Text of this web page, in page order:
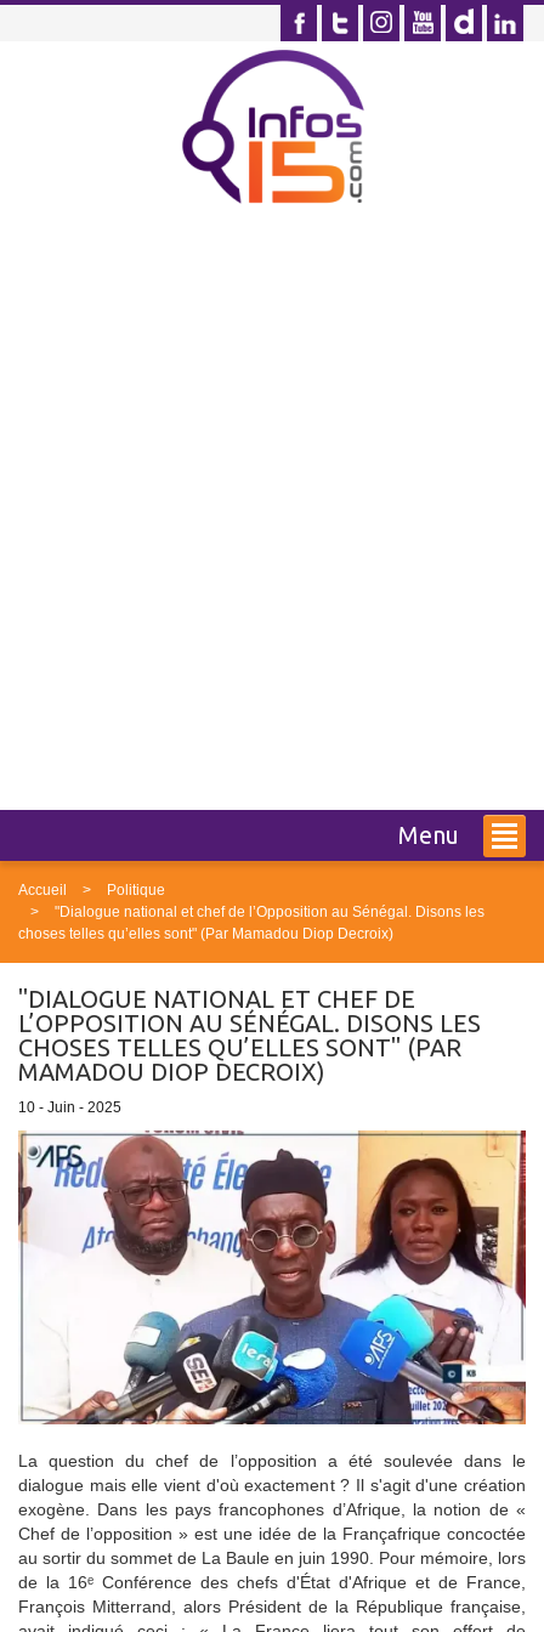
Menu
Accueil
Politique
"Dialogue national et chef de l’Opposition au Sénégal. Disons les
choses telles qu’elles sont" (Par Mamadou Diop Decroix)
"DIALOGUE NATIONAL ET CHEF DE
L’OPPOSITION AU SÉNÉGAL. DISONS LES
CHOSES TELLES QU’ELLES SONT" (PAR
MAMADOU DIOP DECROIX)
10 - Juin - 2025
La question du chef de l’opposition a été soulevée dans le
dialogue mais elle vient d'où exactement ? Il s'agit d'une création
exogène. Dans les pays francophones d’Afrique, la notion de «
Chef de l’opposition » est une idée de la Françafrique concoctée
au sortir du sommet de La Baule en juin 1990. Pour mémoire, lors
de la 16ᵉ Conférence des chefs d'État d'Afrique et de France,
François Mitterrand, alors Président de la République française,